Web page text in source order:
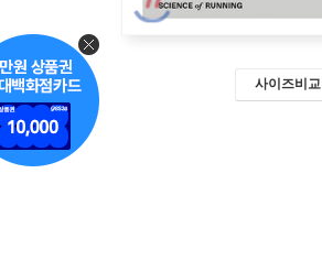
사이즈비교